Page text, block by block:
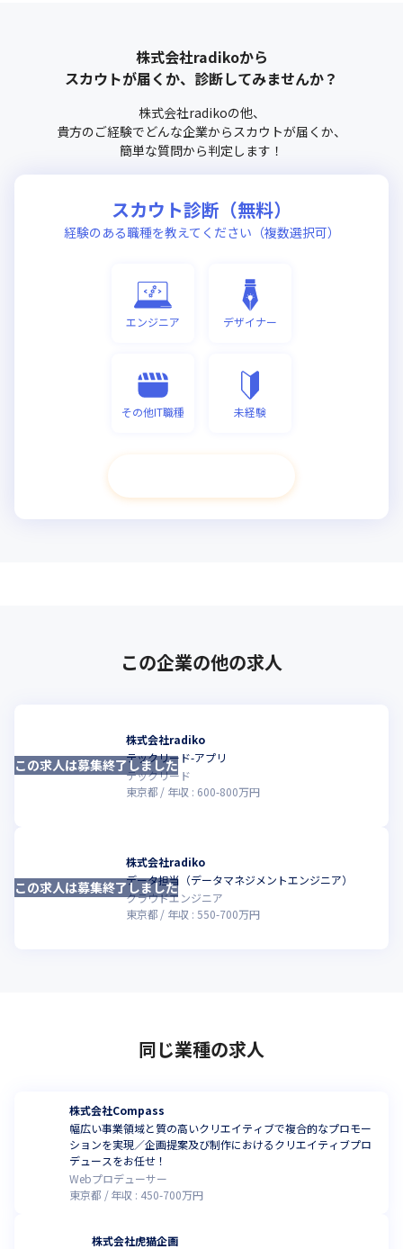
株式会社radikoから
スカウトが届くか、診断してみませんか？
株式会社radikoの他、
貴方のご経験でどんな企業からスカウトが届くか、
簡単な質問から判定します！
スカウト診断（無料）
経験のある職種を教えてください（複数選択可）
エンジニア デザイナー
その他IT職種 未経験
この企業の他の求人
株式会社radiko
テックリード-アプリ
テックリード
東京都
年収 : 600-800万円
この求人は募集終了しました
株式会社radiko
データ担当（データマネジメントエンジニア）
クラウドエンジニア
東京都
年収 : 550-700万円
この求人は募集終了しました
同じ業種の求人
株式会社Compass
幅広い事業領域と質の高いクリエイティブで複合的なプロモー
ションを実現／企画提案及び制作におけるクリエイティブプロ
デュースをお任せ！
Webプロデューサー
東京都
年収 : 450-700万円
株式会社虎猫企画